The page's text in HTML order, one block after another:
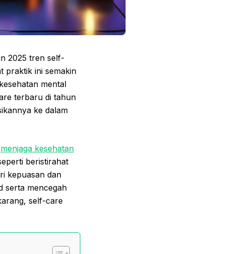
2025 tren self-
praktik ini semakin
mental
terbaru di tahun
ke dalam
menjaga kesehatan
beristirahat
kepuasan dan
serta mencegah
self-care